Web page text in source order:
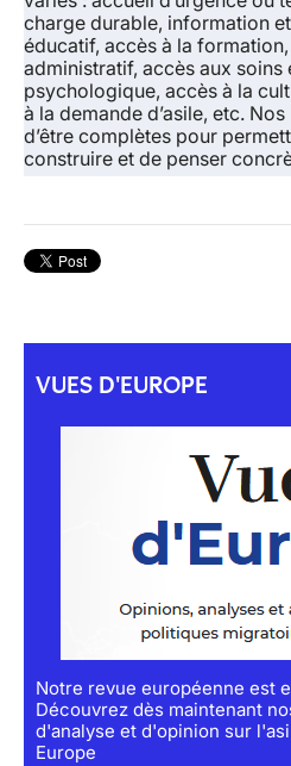
charge durable, information
éducatif, accès à la
administratif, accès aux soins
psychologique, accès à la
à la demande d’asile, etc.
d’être complètes pour
construire et de penser
VUES D'EUROPE
Notre revue européenne est
Découvrez dès maintenant
d'analyse et d'opinion sur
Europe